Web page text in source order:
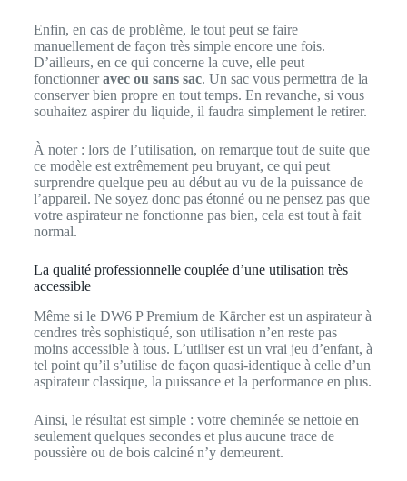
Enfin, en cas de problème, le tout peut se faire
manuellement de façon très simple encore une fois.
D’ailleurs, en ce qui concerne la cuve, elle peut
fonctionneravec ou sans sac. Un sac vous permettra de la
conserver bien propre en tout temps. En revanche, si vous
souhaitez aspirer du liquide, il faudra simplement le retirer.
À noter : lors de l’utilisation, on remarque tout de suite que
ce modèle est extrêmement peu bruyant, ce qui peut
surprendre quelque peu au début au vu de la puissance de
l’appareil. Ne soyez donc pas étonné ou ne pensez pas que
votre aspirateur ne fonctionne pas bien, cela est tout à fait
normal.
La qualité professionnelle couplée d’une utilisation très
accessible
Même si le DW6 P Premium de Kärcher est un aspirateur à
cendres très sophistiqué, son utilisation n’en reste pas
moins accessible à tous. L’utiliser est un vrai jeu d’enfant, à
tel point qu’il s’utilise de façon quasi-identique à celle d’un
aspirateur classique, la puissance et la performance en plus.
Ainsi, le résultat est simple : votre cheminée se nettoie en
seulement quelques secondes et plus aucune trace de
poussière ou de bois calciné n’y demeurent.